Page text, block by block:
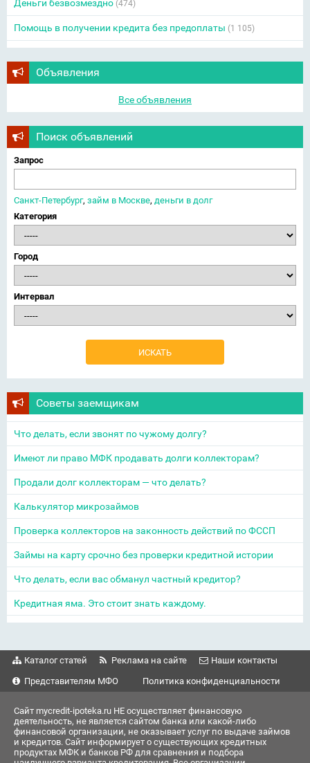
Деньги безвозмездно (474)
Помощь в получении кредита без предоплаты (1 105)
Объявления
Все объявления
Поиск объявлений
Запрос
Санкт-Петербург, займ в Москве, деньги в долг
Категория
Город
Интервал
Советы заемщикам
Что делать, если звонят по чужому долгу?
Имеют ли право МФК продавать долги коллекторам?
Продали долг коллекторам — что делать?
Калькулятор микрозаймов
Проверка коллекторов на законность действий по ФССП
Займы на карту срочно без проверки кредитной истории
Что делать, если вас обманул частный кредитор?
Кредитная яма. Это стоит знать каждому.
Каталог статей Реклама на сайте
Наши контакты
Представителям МФО
Политика конфиденциальности
Сайт mycredit-ipoteka.ru НЕ осуществляет финансовую
деятельность, не является сайтом банка или какой-либо
финансовой организации, не оказывает услуг по выдаче займов
и кредитов. Сайт информирует о существующих кредитных
продуктах МФК и банков РФ для сравнения и подбора